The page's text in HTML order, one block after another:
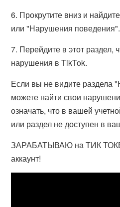
6. Прокрутите вниз и
или "Нарушения поведения".
7. Перейдите в этот раздел,
нарушения в TikTok.
Если вы не видите раздела
можете найти свои
означать, что в вашей
или раздел не доступен в
ЗАРАБАТЫВАЮ на ТИК ТОКЕ
аккаунт!